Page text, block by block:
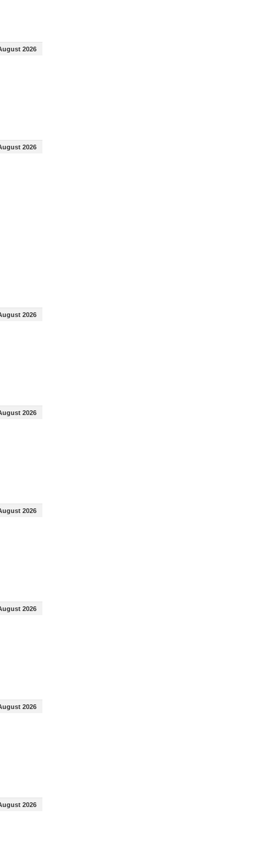
2026
2026
2026
2026
2026
2026
2026
2026